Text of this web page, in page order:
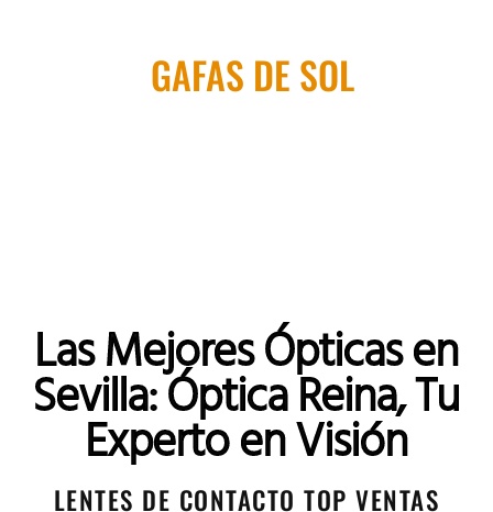
GAFAS DE SOL
Las Mejores Ópticas en
Sevilla: Óptica Reina, Tu
Experto en Visión
LENTES DE CONTACTO TOP VENTAS